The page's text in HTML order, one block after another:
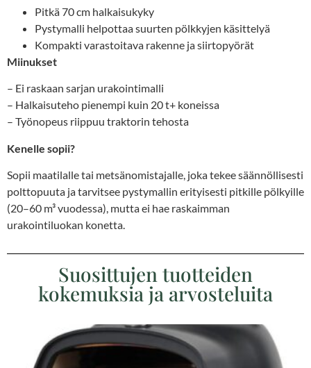
Pitkä 70 cm halkaisukyky
Pystymalli helpottaa suurten pölkkyjen käsittelyä
Kompakti varastoitava rakenne ja siirtopyörät
Miinukset
– Ei raskaan sarjan urakointimalli
– Halkaisuteho pienempi kuin 20 t+ koneissa
– Työnopeus riippuu traktorin tehosta
Kenelle sopii?
Sopii maatilalle tai metsänomistajalle, joka tekee säännöllisesti
polttopuuta ja tarvitsee pystymallin erityisesti pitkille pölkyille
(20–60 m³ vuodessa), mutta ei hae raskaimman
urakointiluokan konetta.
Suosittujen tuotteiden
kokemuksia ja arvosteluita